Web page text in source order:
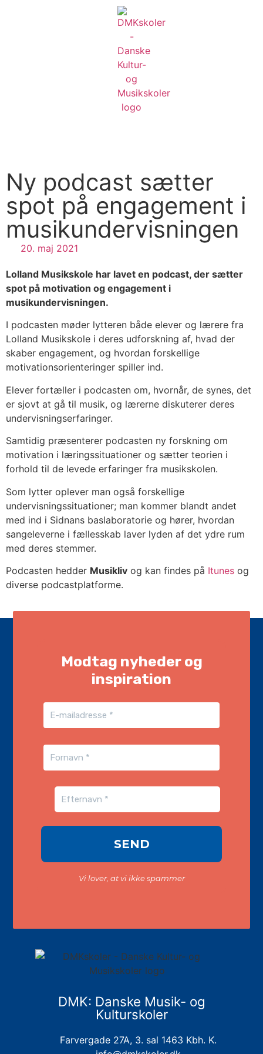
Ny podcast sætter
spot på engagement i
musikundervisningen
20. maj 2021
Lolland Musikskole har lavet en podcast, der sætter
spot på motivation og engagement i
musikundervisningen.
I podcasten møder lytteren både elever og lærere fra
Lolland Musikskole i deres udforskning af, hvad der
skaber engagement, og hvordan forskellige
motivationsorienteringer spiller ind.
Elever fortæller i podcasten om, hvornår, de synes, det
er sjovt at gå til musik, og lærerne diskuterer deres
undervisningserfaringer.
Samtidig præsenterer podcasten ny forskning om
motivation i læringssituationer og sætter teorien i
forhold til de levede erfaringer fra musikskolen.
Som lytter oplever man også forskellige
undervisningssituationer; man kommer blandt andet
med ind i Sidnans baslaboratorie og hører, hvordan
sangeleverne i fællesskab laver lyden af det ydre rum
med deres stemmer.
Podcasten hedder Musikliv og kan findes på Itunes og
diverse podcastplatforme.
DMK: Danske Musik- og
Kulturskoler
Farvergade 27A, 3. sal 1463 Kbh. K.
Modtag nyheder og
inspiration
Vi lover, at vi ikke spammer